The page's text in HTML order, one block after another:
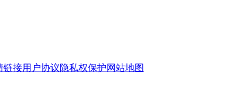
链接用户协议隐私权保护网站地图